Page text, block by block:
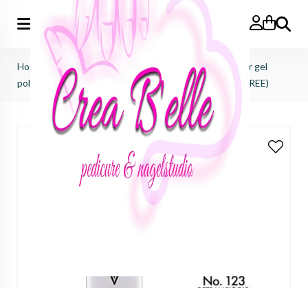
Zoeken
Home Victoria Vynn>
Pure creamy hybrid salon color gel
polish
pure creamy hybrid salon color No.123 (TPO FREE)